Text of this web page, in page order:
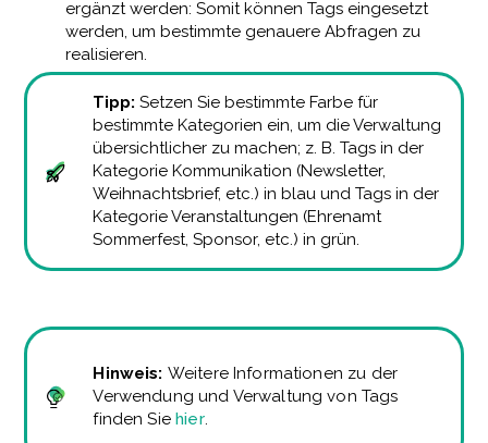
ergänzt werden: Somit können Tags eingesetzt
werden, um bestimmte genauere Abfragen zu
realisieren.
Tipp:Setzen Sie bestimmte Farbe für
bestimmte Kategorien ein, um die Verwaltung
übersichtlicher zu machen; z. B. Tags in der
Kategorie Kommunikation (Newsletter,
Weihnachtsbrief, etc.) in blau und Tags in der
Kategorie Veranstaltungen (Ehrenamt
Sommerfest, Sponsor, etc.) in grün.
Hinweis: Weitere Informationen zu der
Verwendung und Verwaltung von Tags
finden Siehier.